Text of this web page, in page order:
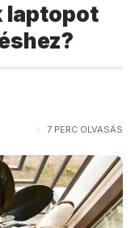
laptopot
7 PERC OLVASÁS